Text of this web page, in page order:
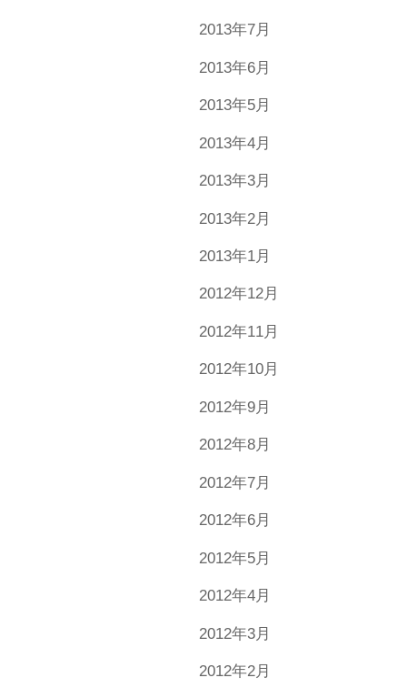
2013年7月
2013年6月
2013年5月
2013年4月
2013年3月
2013年2月
2013年1月
2012年12月
2012年11月
2012年10月
2012年9月
2012年8月
2012年7月
2012年6月
2012年5月
2012年4月
2012年3月
2012年2月